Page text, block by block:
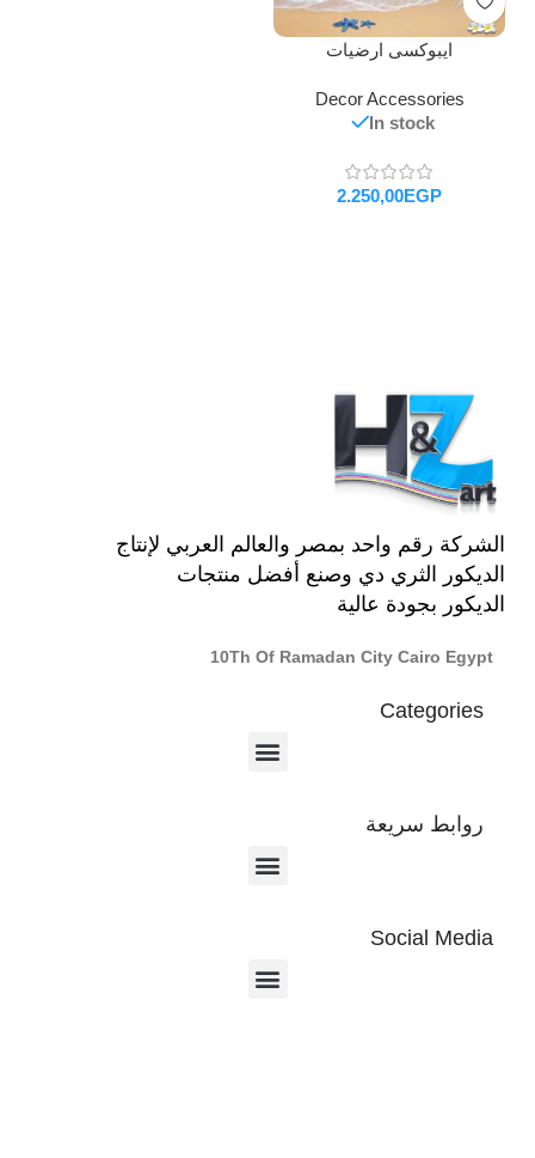
ايبوكسى ارضيات
Decor Accessories
In stock
EGP
الشركة رقم واحد بمصر والعالم العربي لإنتاج
الديكور الثري دي وصنع أفضل منتجات
الديكور بجودة عالية
10Th Of Ramadan City Cairo Egypt
Categories
روابط سريعة
Social Media